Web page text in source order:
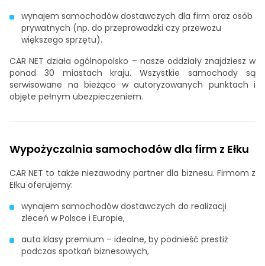
wynajem samochodów dostawczych dla firm oraz osób
prywatnych (np. do przeprowadzki czy przewozu
większego sprzętu).
CAR NET działa ogólnopolsko – nasze oddziały znajdziesz w
ponad 30 miastach kraju. Wszystkie samochody są
serwisowane na bieżąco w autoryzowanych punktach i
objęte pełnym ubezpieczeniem.
Wypożyczalnia samochodów dla firm z Ełku
CAR NET to także niezawodny partner dla biznesu. Firmom z
Ełku oferujemy:
wynajem samochodów dostawczych do realizacji
zleceń w Polsce i Europie,
auta klasy premium – idealne, by podnieść prestiż
podczas spotkań biznesowych,